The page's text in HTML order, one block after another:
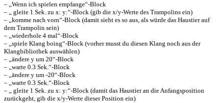
– „Wenn ich spielen empfange“-Block
– „ gleite 1 Sek. zu x: y:“-Block (gib die x/y-Werte des Trampolins ein)
– „komme nach vorn“-Block (damit sieht es so aus, als würde das Haustier auf
dem Trampolin sein)
– „wiederhole 4 mal“-Block
– „spiele Klang boing“-Block (vorher musst du diesen Klang noch aus der
Klangbibliothek auswählen)
– „ändere y um 20“-Block
– „warte 0.3 Sek.“-Block
– „ändere y um -20“-Block
– „warte 0.3 Sek.“-Block
– „ gleite 1 Sek. zu x: y:“-Block (damit das Haustier an die Anfangsposition
zurückgeht, gib die x/y-Werte dieser Position ein)